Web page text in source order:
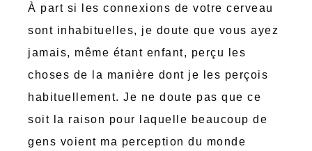
À part si les connexions de votre cerveau
sont inhabituelles, je doute que vous ayez
jamais, même étant enfant, perçu les
choses de la manière dont je les perçois
habituellement. Je ne doute pas que ce
soit la raison pour laquelle beaucoup de
gens voient ma perception du monde